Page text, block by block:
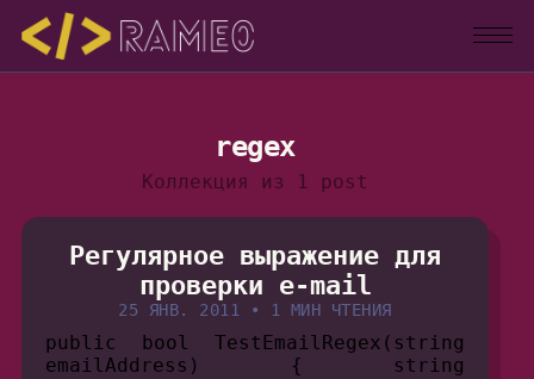
regex
Коллекция из 1 post
Регулярное выражение для
проверки e-mail
25 ЯНВ. 2011 • 1 МИН ЧТЕНИЯ
public bool TestEmailRegex(string
emailAddress) { string